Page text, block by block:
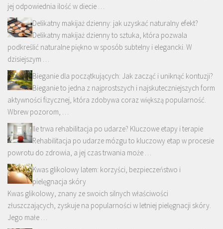
jej odpowiednia ilość w diecie …
Delikatny makijaż dzienny: jak uzyskać naturalny efekt?
Delikatny makijaż dzienny to sztuka, która pozwala
podkreślić naturalne piękno w sposób subtelny i elegancki. W
dzisiejszym …
Bieganie dla początkujących: Jak zacząć i uniknąć kontuzji?
Bieganie to jedna z najprostszych i najskuteczniejszych form
aktywności fizycznej, która zdobywa coraz większą popularność.
Wbrew pozorom, …
Ile trwa rehabilitacja po udarze? Kluczowe etapy i terapie
Rehabilitacja po udarze mózgu to kluczowy etap w procesie
powrotu do zdrowia, a jej czas trwania może …
Kwas glikolowy latem: korzyści, bezpieczeństwo i
pielęgnacja skóry
Kwas glikolowy, znany ze swoich silnych właściwości
złuszczających, zyskuje na popularności w letniej pielęgnacji skóry.
Jego małe …